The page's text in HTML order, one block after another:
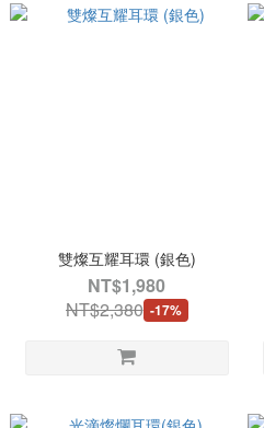
雙燦互耀耳環 (銀色)
NT$1,980
NT$2,380 -17%